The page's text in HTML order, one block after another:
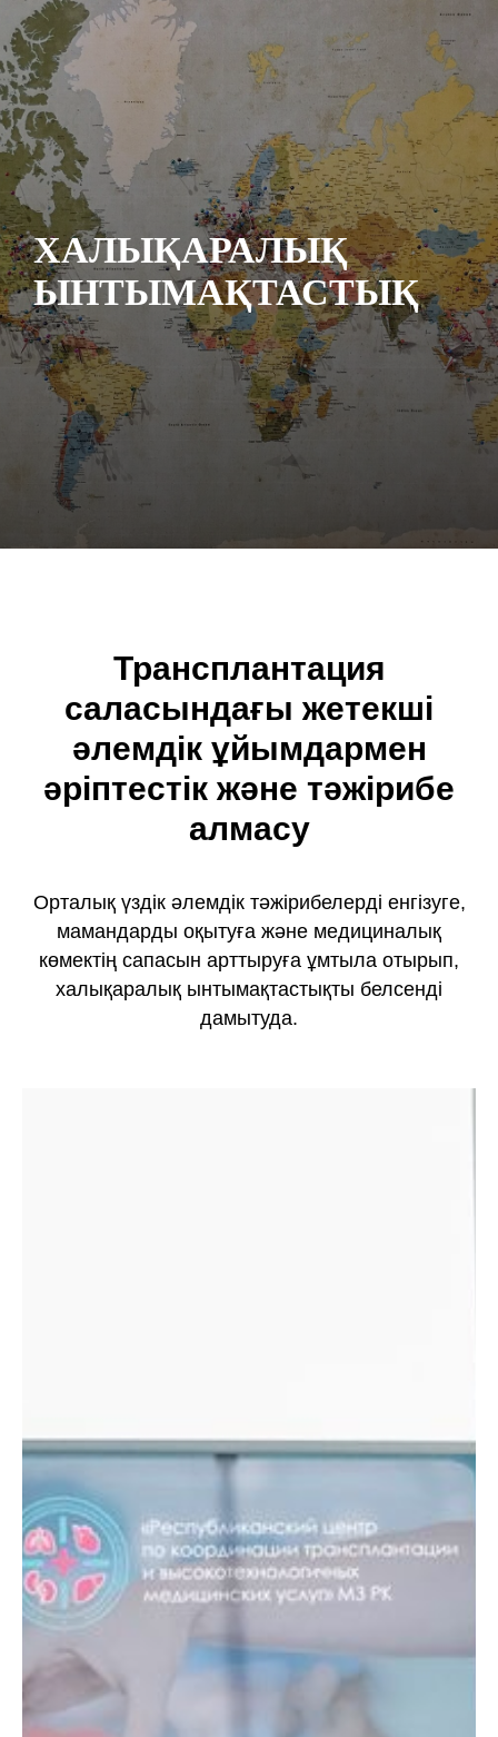
ХАЛЫҚАРАЛЫҚ
ЫНТЫМАҚТАСТЫҚ
Трансплантация
саласындағы жетекші
әлемдік ұйымдармен
әріптестік және тәжірибе
алмасу
Орталық үздік әлемдік тәжірибелерді енгізуге,
мамандарды оқытуға және медициналық
көмектің сапасын арттыруға ұмтыла отырып,
халықаралық ынтымақтастықты белсенді
дамытуда.